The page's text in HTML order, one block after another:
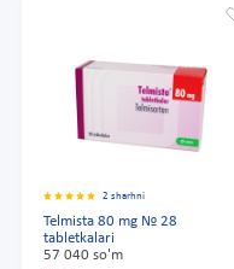
2 sharhni
Telmista 80 mg № 28
tabletkalari
57 040 so'm